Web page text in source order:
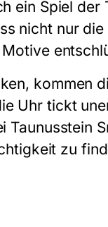
ein Spiel
nicht nur
kommen
Uhr tickt
Taunusstein
zu